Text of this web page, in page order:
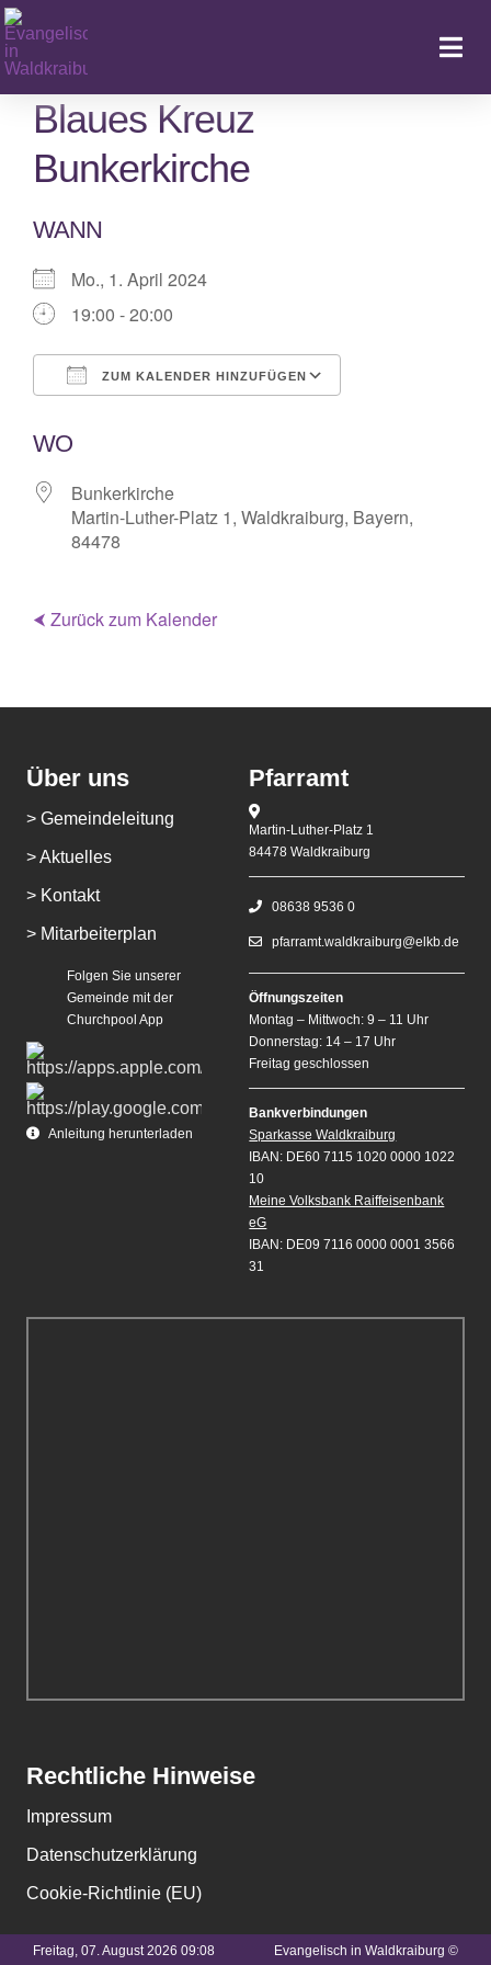
Zum
Inhalt
springen
Blaues Kreuz
Bunkerkirche
WANN
Mo., 1. April 2024
19:00 - 20:00
ZUM KALENDER HINZUFÜGEN
WO
Bunkerkirche
Martin-Luther-Platz 1, Waldkraiburg, Bayern,
84478
⮜ Zurück zum Kalender
Über uns
> Gemeindeleitung
> Aktuelles
> Kontakt
> Mitarbeiterplan
Folgen Sie unserer
Gemeinde mit der
Churchpool App
Anleitung herunterladen
Pfarramt
Martin-Luther-Platz 1
84478 Waldkraiburg
08638 9536 0
pfarramt.waldkraiburg@elkb.de
Öffnungszeiten
Montag – Mittwoch: 9 – 11 Uhr
Donnerstag: 14 – 17 Uhr
Freitag geschlossen
Bankverbindungen
Sparkasse Waldkraiburg
IBAN: DE60 7115 1020 0000 1022
10
Meine Volksbank Raiffeisenbank
eG
IBAN: DE09 7116 0000 0001 3566
31
Rechtliche Hinweise
Impressum
Datenschutzerklärung
Cookie-Richtlinie (EU)
Freitag, 07. August 2026 09:08 Evangelisch in Waldkraiburg ©